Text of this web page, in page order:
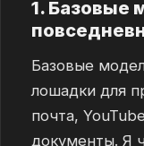
1. Базовые
Базовые
лошадки для
почта,
документы. Я